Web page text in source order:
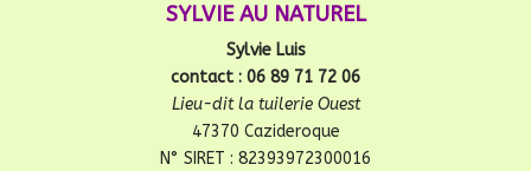
SYLVIE AU NATUREL
Sylvie Luis
contact : 06 89 71 72 06
Lieu-dit la tuilerie Ouest
47370 Cazideroque
N° SIRET : 82393972300016